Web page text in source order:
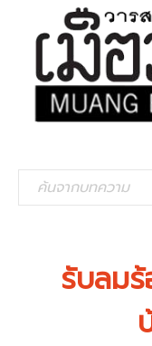
รับลม